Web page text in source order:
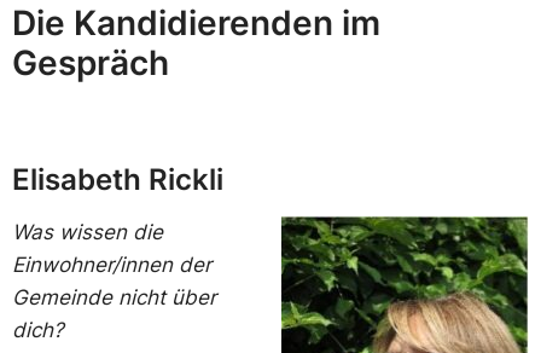
Die Kandidierenden im
Gespräch
Elisabeth Rickli
Was wissen die
Einwohner/innen der
Gemeinde nicht über
dich?